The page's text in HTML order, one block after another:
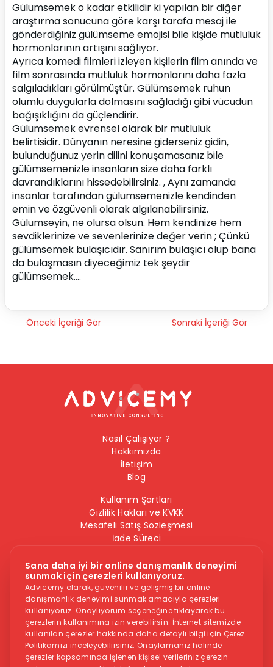
Gülümsemek o kadar etkilidir ki yapılan bir diğer
araştırma sonucuna göre karşı tarafa mesaj ile
gönderdiğiniz gülümseme emojisi bile kişide mutluluk
hormonlarının artışını sağlıyor.
Ayrıca komedi filmleri izleyen kişilerin film anında ve
film sonrasında mutluluk hormonlarını daha fazla
salgıladıkları görülmüştür. Gülümsemek ruhun
olumlu duygularla dolmasını sağladığı gibi vücudun
bağışıklığını da güçlendirir.
Gülümsemek evrensel olarak bir mutluluk
belirtisidir. Dünyanın neresine giderseniz gidin,
bulunduğunuz yerin dilini konuşamasanız bile
gülümsemenizle insanların size daha farklı
davrandıklarını hissedebilirsiniz. , Aynı zamanda
insanlar tarafından gülümsemenizle kendinden
emin ve özgüvenli olarak algılanabilirsiniz.
Gülümseyin, ne olursa olsun. Hem kendinize hem
sevdiklerinize ve sevenlerinize değer verin ; Çünkü
gülümsemek bulaşıcıdır. Sanırım bulaşıcı olup bana
da bulaşmasın diyeceğimiz tek şeydir
gülümsemek….
Önceki İçeriği Gör Sonraki İçeriği Gör
Sana daha iyi bir online danışmanlık deneyimi
sunmak için çerezleri kullanıyoruz.
Advicemy olarak, güvenilir ve gelişmiş bir online
danışmanlık deneyimi sunmak amacıyla çerezleri
kullanıyoruz. Onaylıyorum seçeneğine tıklayarak bu
çerezlerin kullanımına izin verebilirsin. İnternet sitemizde
kullanılan çerezler hakkında daha detaylı bilgi için Çerez
Politikamızı inceleyebilirsiniz. Onaylamanız halinde
çerezler kapsamında işlenen kişisel verileriniz çerezin
Nasıl Çalışıyor ?
Hakkımızda
İletişim
Blog
Kullanım Şartları
Gizlilik Hakları ve KVKK
Mesafeli Satış Sözleşmesi
İade Süreci
Bilgi Güvenliği Politikası
Bizi Takip Edin